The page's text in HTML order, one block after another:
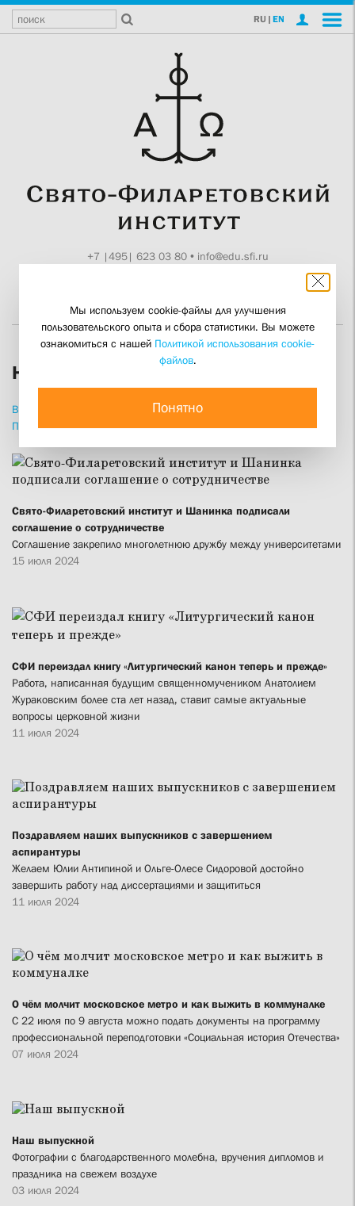
RU | EN
+7 |495| 623 03 80• info@edu.sfi.ru
Новости
ВСЕ
ИНТЕРВЬЮ
ПРИВЕТСТВИЯ
ПРОПОВЕДИ ИЗДАНИЯ
Свято-Филаретовский институт и Шанинка подписали
соглашение о сотрудничестве
Соглашение закрепило многолетнюю дружбу между университетами
15 июля 2024
СФИ переиздал книгу «Литургический канон теперь и прежде»
Работа, написанная будущим священномучеником Анатолием
Жураковским более ста лет назад, ставит самые актуальные
вопросы церковной жизни
11 июля 2024
Поздравляем наших выпускников с завершением
аспирантуры
Желаем Юлии Антипиной и Ольге-Олесе Сидоровой достойно
завершить работу над диссертациями и защититься
11 июля 2024
О чём молчит московское метро и как выжить в коммуналке
С 22 июля по 9 августа можно подать документы на программу
профессиональной переподготовки «Социальная история Отечества»
07 июля 2024
Наш выпускной
Фотографии с благодарственного молебна, вручения дипломов и
праздника на свежем воздухе
03 июля 2024
Мы используем cookie-файлы для улучшения
пользовательского опыта и сбора статистики. Вы можете
ознакомиться с нашей Политикой использования cookie-
файлов.
Понятно